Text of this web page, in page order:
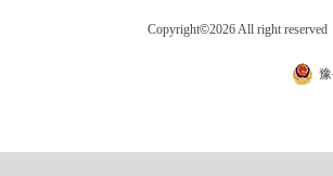
Copyright©2026 All right